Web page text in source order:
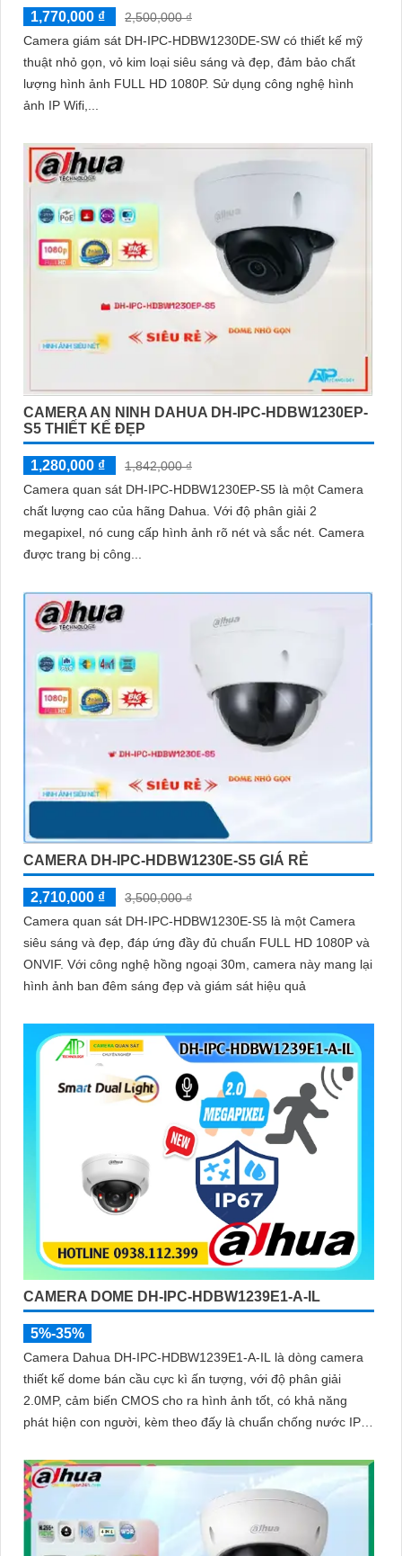
1,770,000 ₫
2,500,000 ₫
Camera giám sát DH-IPC-HDBW1230DE-SW có thiết kế mỹ
thuật nhỏ gọn, vỏ kim loại siêu sáng và đẹp, đảm bảo chất
lượng hình ảnh FULL HD 1080P. Sử dụng công nghệ hình
ảnh IP Wifi,...
CAMERA AN NINH DAHUA DH-IPC-HDBW1230EP-
S5 THIẾT KẾ ĐẸP
1,280,000 ₫
1,842,000 ₫
Camera quan sát DH-IPC-HDBW1230EP-S5 là một Camera
chất lượng cao của hãng Dahua. Với độ phân giải 2
megapixel, nó cung cấp hình ảnh rõ nét và sắc nét. Camera
được trang bị công...
CAMERA DH-IPC-HDBW1230E-S5 GIÁ RẺ
2,710,000 ₫
3,500,000 ₫
Camera quan sát DH-IPC-HDBW1230E-S5 là một Camera
siêu sáng và đẹp, đáp ứng đầy đủ chuẩn FULL HD 1080P và
ONVIF. Với công nghệ hồng ngoại 30m, camera này mang lại
hình ảnh ban đêm sáng đẹp và giám sát hiệu quả
CAMERA DOME DH-IPC-HDBW1239E1-A-IL
5%-35%
Camera Dahua DH-IPC-HDBW1239E1-A-IL là dòng camera
thiết kế dome bán cầu cực kì ấn tượng, với độ phân giải
2.0MP, cảm biến CMOS cho ra hình ảnh tốt, có khả năng
phát hiện con người, kèm theo đấy là chuẩn chống nước IP